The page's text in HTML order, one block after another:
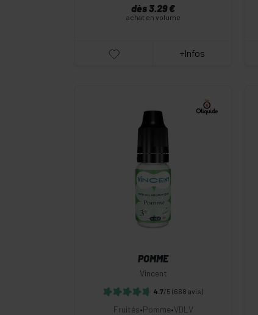
dès 3.29 €
achat en volume
+Infos
Commander
POMME
Vincent
4.7/5 (668 avis)
Fruités•Pomme•VDLV